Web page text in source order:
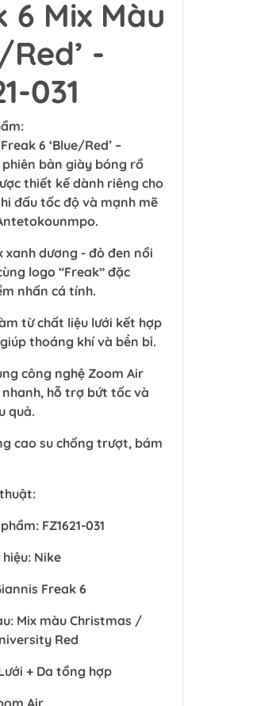
6 Mix Màu
Red’ -
031
6 ‘Blue/Red’ –
phiên bản giày bóng rổ
thiết kế dành riêng cho
đấu tốc độ và mạnh mẽ
xanh dương - đỏ đen nổi
logo “Freak” đặc
nhấn cá tính.
từ chất liệu lưới kết hợp
thoáng khí và bền bỉ.
công nghệ Zoom Air
nhanh, hỗ trợ bứt tốc và
quả.
cao su chống trượt, bám
FZ1621-031
Nike
Freak 6
Mix màu Christmas /
Red
+ Da tổng hợp
Air